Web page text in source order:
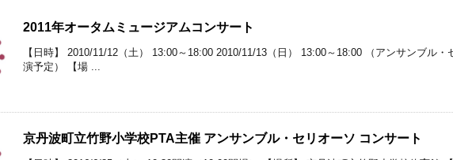
2011年オータムミュージアムコンサート
【日時】 2010/11/12（土） 13:00～18:00 2010/11/13（日） 13:00～18:00 （アンサンブル
演予定） 【場 ...
京丹波町立竹野小学校PTA主催 アンサンブル・セリオーソ コンサート